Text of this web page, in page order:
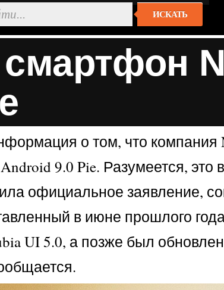
ИСКАТЬ
о том, что
9.0 Pie. Разумеется,
официальное заявление,
в июне прошлого
UI 5.0, а позже был